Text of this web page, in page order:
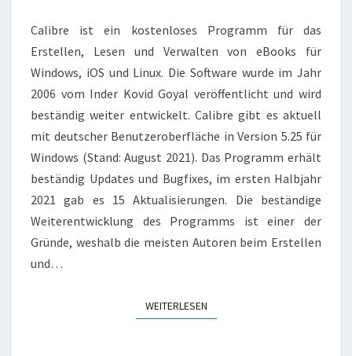
Calibre ist ein kostenloses Programm für das
Erstellen, Lesen und Verwalten von eBooks für
Windows, iOS und Linux. Die Software wurde im Jahr
2006 vom Inder Kovid Goyal veröffentlicht und wird
beständig weiter entwickelt. Calibre gibt es aktuell
mit deutscher Benutzeroberfläche in Version 5.25 für
Windows (Stand: August 2021). Das Programm erhält
beständig Updates und Bugfixes, im ersten Halbjahr
2021 gab es 15 Aktualisierungen. Die beständige
Weiterentwicklung des Programms ist einer der
Gründe, weshalb die meisten Autoren beim Erstellen
und…
WEITERLESENWEITERLESEN